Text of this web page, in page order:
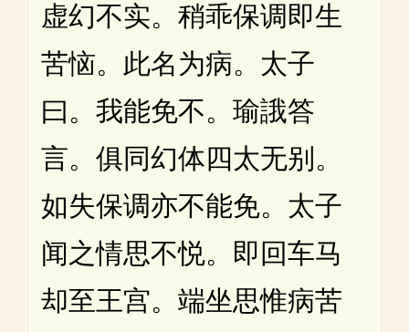
虚幻不实。稍乖保调即生
苦恼。此名为病。太子
曰。我能免不。瑜誐答
言。俱同幻体四太无别。
如失保调亦不能免。太子
闻之情思不悦。即回车马
却至王宫。端坐思惟病苦